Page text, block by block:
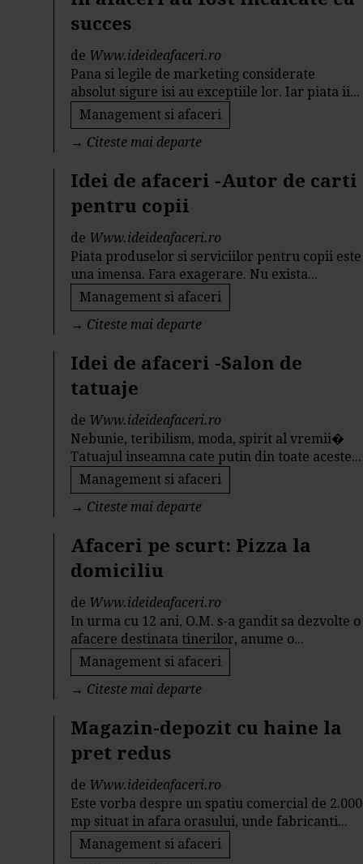
succes
de Www.ideideafaceri.ro
Pana si legile de marketing considerate
absolut sigure isi au exceptiile lor. Iar piata ii...
Management si afaceri
→ Citeste mai departe
Idei de afaceri -Autor de carti
pentru copii
de Www.ideideafaceri.ro
Piata produselor si serviciilor pentru copii este
una imensa. Fara exagerare. Nu exista...
Management si afaceri
→ Citeste mai departe
Idei de afaceri -Salon de
tatuaje
de Www.ideideafaceri.ro
Nebunie, teribilism, moda, spirit al vremii�
Tatuajul inseamna cate putin din toate aceste...
Management si afaceri
→ Citeste mai departe
Afaceri pe scurt: Pizza la
domiciliu
de Www.ideideafaceri.ro
In urma cu 12 ani, O.M. s-a gandit sa dezvolte o
afacere destinata tinerilor, anume o...
Management si afaceri
→ Citeste mai departe
Magazin-depozit cu haine la
pret redus
de Www.ideideafaceri.ro
Este vorba despre un spatiu comercial de 2.000
mp situat in afara orasului, unde fabricanti...
Management si afaceri